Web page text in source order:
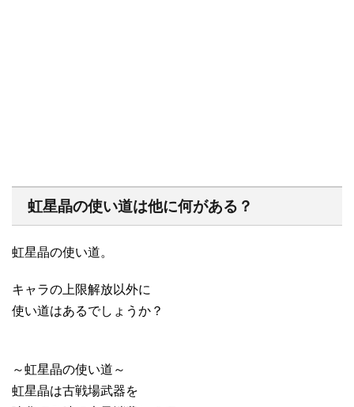
虹星晶の使い道は他に何がある？
虹星晶の使い道。
キャラの上限解放以外に
使い道はあるでしょうか？
～虹星晶の使い道～
虹星晶は古戦場武器を